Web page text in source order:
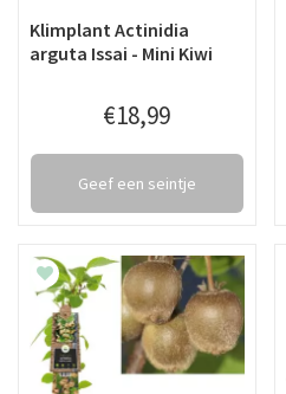
Klimplant Actinidia
arguta Issai - Mini Kiwi
€18,99
Geef een seintje